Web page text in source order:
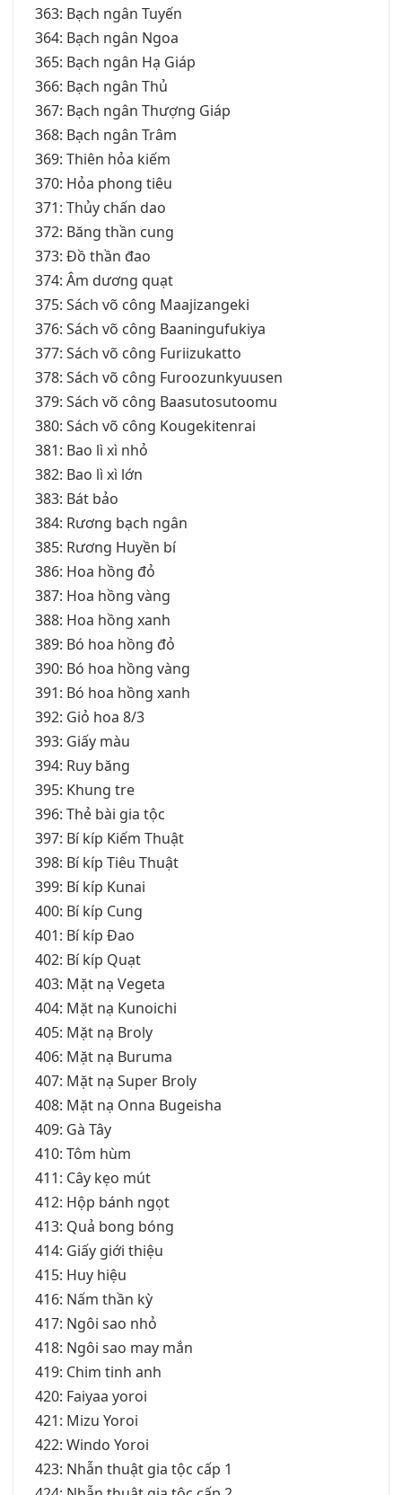
363: Bạch ngân Tuyến
364: Bạch ngân Ngoa
365: Bạch ngân Hạ Giáp
366: Bạch ngân Thủ
367: Bạch ngân Thượng Giáp
368: Bạch ngân Trâm
369: Thiên hỏa kiếm
370: Hỏa phong tiêu
371: Thủy chấn dao
372: Băng thần cung
373: Đồ thần đao
374: Âm dương quạt
375: Sách võ công Maajizangeki
376: Sách võ công Baaningufukiya
377: Sách võ công Furiizukatto
378: Sách võ công Furoozunkyuusen
379: Sách võ công Baasutosutoomu
380: Sách võ công Kougekitenrai
381: Bao lì xì nhỏ
382: Bao lì xì lớn
383: Bát bảo
384: Rương bạch ngân
385: Rương Huyền bí
386: Hoa hồng đỏ
387: Hoa hồng vàng
388: Hoa hồng xanh
389: Bó hoa hồng đỏ
390: Bó hoa hồng vàng
391: Bó hoa hồng xanh
392: Giỏ hoa 8/3
393: Giấy màu
394: Ruy băng
395: Khung tre
396: Thẻ bài gia tộc
397: Bí kíp Kiếm Thuật
398: Bí kíp Tiêu Thuật
399: Bí kíp Kunai
400: Bí kíp Cung
401: Bí kíp Đao
402: Bí kíp Quạt
403: Mặt nạ Vegeta
404: Mặt nạ Kunoichi
405: Mặt nạ Broly
406: Mặt nạ Buruma
407: Mặt nạ Super Broly
408: Mặt nạ Onna Bugeisha
409: Gà Tây
410: Tôm hùm
411: Cây kẹo mút
412: Hộp bánh ngọt
413: Quả bong bóng
414: Giấy giới thiệu
415: Huy hiệu
416: Nấm thần kỳ
417: Ngôi sao nhỏ
418: Ngôi sao may mắn
419: Chim tinh anh
420: Faiyaa yoroi
421: Mizu Yoroi
422: Windo Yoroi
423: Nhẫn thuật gia tộc cấp 1